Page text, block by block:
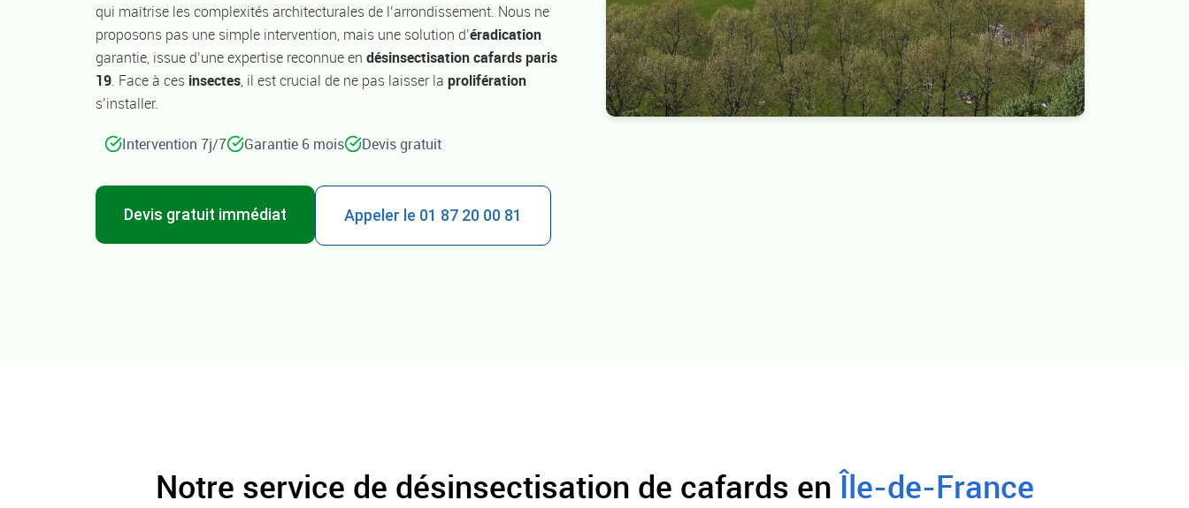
qui maîtrise les complexités architecturales de l’arrondissement. Nous ne
proposons pas une simple intervention, mais une solution d’éradication
garantie, issue d’une expertise reconnue en désinsectisation cafards paris
19. Face à ces insectes, il est crucial de ne pas laisser la prolifération
s’installer.
Intervention 7j/7 Garantie 6 mois Devis gratuit
Devis gratuit immédiat Appeler le 01 87 20 00 81
Notre service de désinsectisation de cafards enÎle-de-France